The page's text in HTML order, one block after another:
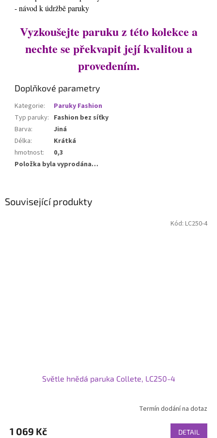
Související produkty
Světle hnědá paruka Collete, LC250-4
Termín dodání na dotaz
1 069 Kč DETAIL
Kód: LC250-4
- návod k údržbě paruky
Vyzkoušejte paruku z této kolekce a
nechte se překvapit její kvalitou a
provedením.
Doplňkové parametry
Kategorie:
Paruky Fashion
Typ paruky: Fashion bez síťky
Barva:
Jiná
Délka:
Krátká
hmotnost:
0,3
Položka byla vyprodána…